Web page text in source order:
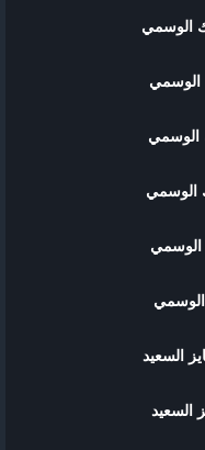
الوسمي
الوسمي
الوسمي
الوسمي
الوسمي
الوسمي
السعيد
السعيد